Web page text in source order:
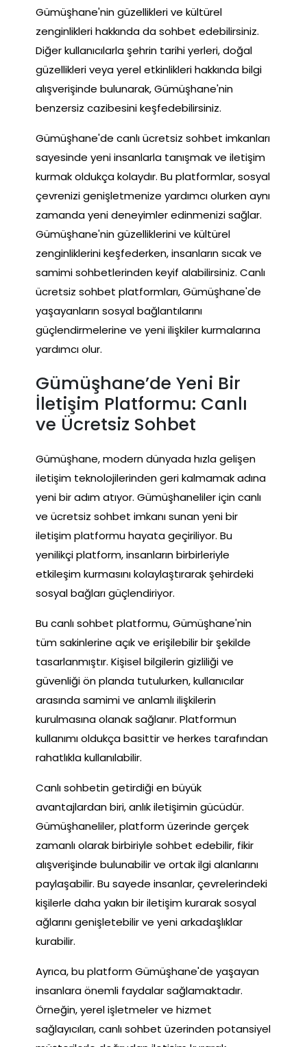
Gümüşhane'nin güzellikleri ve kültürel
zenginlikleri hakkında da sohbet edebilirsiniz.
Diğer kullanıcılarla şehrin tarihi yerleri, doğal
güzellikleri veya yerel etkinlikleri hakkında bilgi
alışverişinde bulunarak, Gümüşhane'nin
benzersiz cazibesini keşfedebilirsiniz.
Gümüşhane'de canlı ücretsiz sohbet imkanları
sayesinde yeni insanlarla tanışmak ve iletişim
kurmak oldukça kolaydır. Bu platformlar, sosyal
çevrenizi genişletmenize yardımcı olurken aynı
zamanda yeni deneyimler edinmenizi sağlar.
Gümüşhane'nin güzelliklerini ve kültürel
zenginliklerini keşfederken, insanların sıcak ve
samimi sohbetlerinden keyif alabilirsiniz. Canlı
ücretsiz sohbet platformları, Gümüşhane'de
yaşayanların sosyal bağlantılarını
güçlendirmelerine ve yeni ilişkiler kurmalarına
yardımcı olur.
Gümüşhane’de Yeni Bir
İletişim Platformu: Canlı
ve Ücretsiz Sohbet
Gümüşhane, modern dünyada hızla gelişen
iletişim teknolojilerinden geri kalmamak adına
yeni bir adım atıyor. Gümüşhaneliler için canlı
ve ücretsiz sohbet imkanı sunan yeni bir
iletişim platformu hayata geçiriliyor. Bu
yenilikçi platform, insanların birbirleriyle
etkileşim kurmasını kolaylaştırarak şehirdeki
sosyal bağları güçlendiriyor.
Bu canlı sohbet platformu, Gümüşhane'nin
tüm sakinlerine açık ve erişilebilir bir şekilde
tasarlanmıştır. Kişisel bilgilerin gizliliği ve
güvenliği ön planda tutulurken, kullanıcılar
arasında samimi ve anlamlı ilişkilerin
kurulmasına olanak sağlanır. Platformun
kullanımı oldukça basittir ve herkes tarafından
rahatlıkla kullanılabilir.
Canlı sohbetin getirdiği en büyük
avantajlardan biri, anlık iletişimin gücüdür.
Gümüşhaneliler, platform üzerinde gerçek
zamanlı olarak birbiriyle sohbet edebilir, fikir
alışverişinde bulunabilir ve ortak ilgi alanlarını
paylaşabilir. Bu sayede insanlar, çevrelerindeki
kişilerle daha yakın bir iletişim kurarak sosyal
ağlarını genişletebilir ve yeni arkadaşlıklar
kurabilir.
Ayrıca, bu platform Gümüşhane'de yaşayan
insanlara önemli faydalar sağlamaktadır.
Örneğin, yerel işletmeler ve hizmet
sağlayıcıları, canlı sohbet üzerinden potansiyel